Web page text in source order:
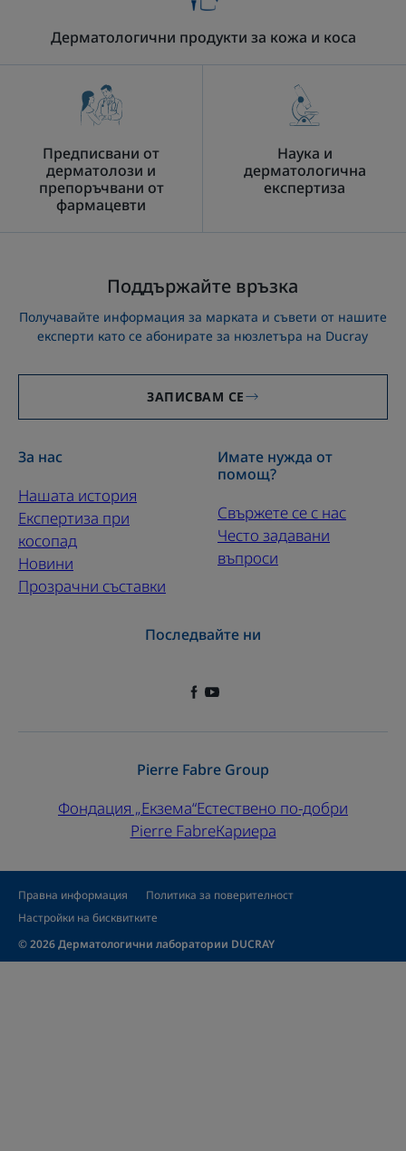
Дерматологични продукти за кожа и коса
Предписвани от
дерматолози и
препоръчвани от
фармацевти
Наука и
дерматологична
експертиза
Поддържайте връзка
Получавайте информация за марката и съвети от нашите
експерти като се абонирате за нюзлетъра на Ducray
ЗАПИСВАМ СЕ
За нас
Нашата история
Експертиза при
косопад
Новини
Прозрачни съставки
Имате нужда от
помощ?
Свържете се с нас
Често задавани
въпроси
Последвайте ни
Pierre Fabre Group
Фондация „Екзема“Естествено по-добри
Pierre FabreКариера
Правна информация
Политика за поверителност
Настройки на бисквитките
© 2026 Дерматологични лаборатории DUCRAY